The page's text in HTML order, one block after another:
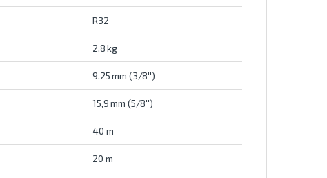
R32
2,8 kg
9,25 mm (3/8′′)
15,9 mm (5/8′′)
40 m
20 m